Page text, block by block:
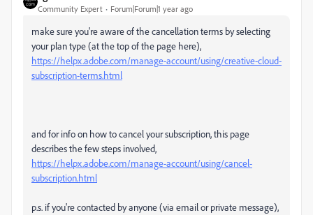
Community Expert Forum|Forum|1 year ago
make sure you're aware of the cancellation terms by selecting
your plan type (at the top of the page here),
https://helpx.adobe.com/manage-account/using/creative-cloud-
subscription-terms.html
and for info on how to cancel your subscription, this page
describes the few steps involved,
https://helpx.adobe.com/manage-account/using/cancel-
subscription.html
p.s. if you're contacted by anyone (via email or private message),